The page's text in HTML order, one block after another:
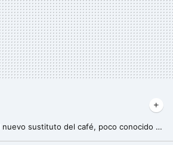
Mercadona tiene el nuevo sustituto del café, poco conocido en España pero ideal para los amantes de las infusiones